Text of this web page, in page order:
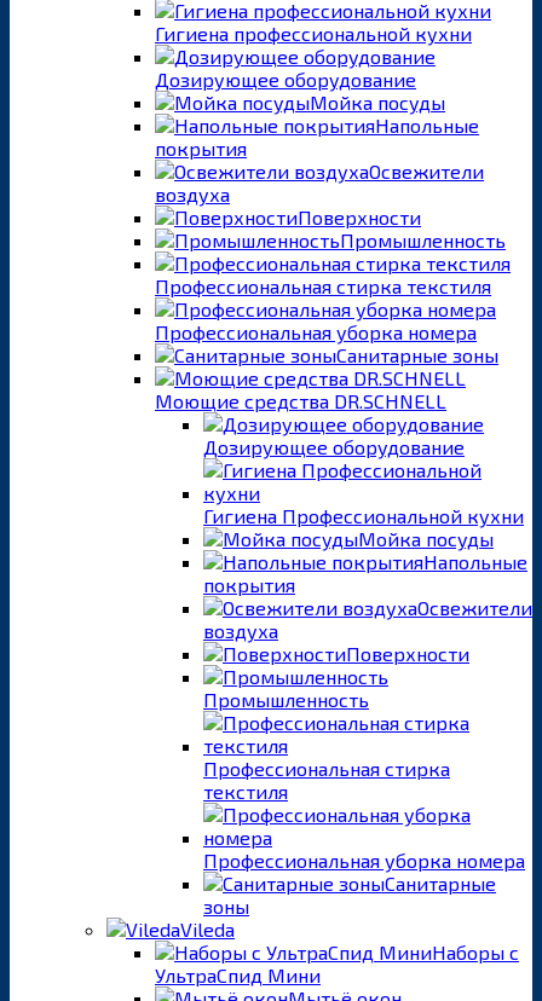
Гигиена профессиональной кухни
Дозирующее оборудование
Мойка посуды
Напольные
покрытия
Освежители
воздуха
Поверхности
Промышленность
Профессиональная стирка текстиля
Профессиональная уборка номера
Санитарные зоны
Моющие средства DR.SCHNELL
Дозирующее оборудование
Гигиена Профессиональной кухни
Мойка посуды
Напольные
покрытия
Освежители
воздуха
Поверхности
Промышленность
Профессиональная стирка
текстиля
Профессиональная уборка номера
Санитарные
зоны
Vileda
Наборы с
УльтраСпид Мини